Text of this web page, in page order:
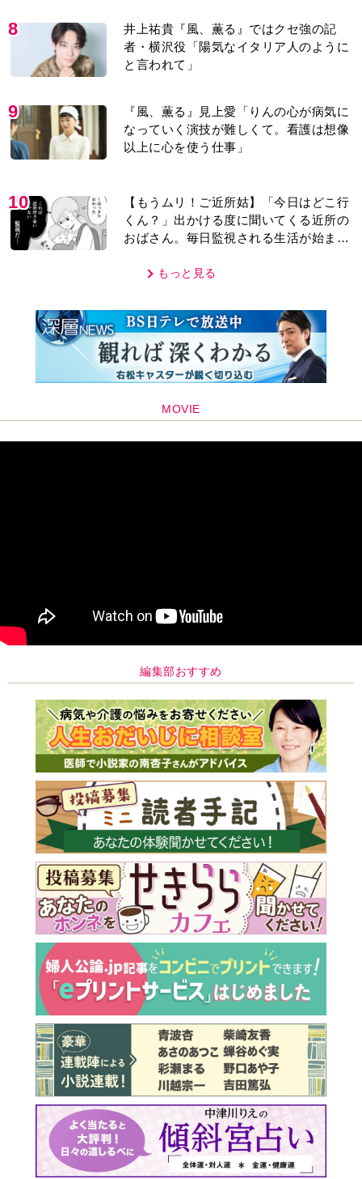
8
井上祐貴『風、薫る』ではクセ強の記
者・横沢役「陽気なイタリア人のように
と言われて」
9
『風、薫る』見上愛「りんの心が病気に
なっていく演技が難しくて。看護は想像
以上に心を使う仕事」
10
【もうムリ！ご近所姑】「今日はどこ行
くん？」出かける度に聞いてくる近所の
おばさん。毎日監視される生活が始ま
もっと見る
MOVIE
編集部おすすめ